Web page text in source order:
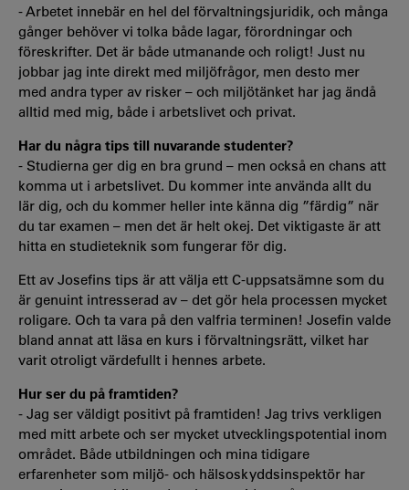
- Arbetet innebär en hel del förvaltningsjuridik, och många
gånger behöver vi tolka både lagar, förordningar och
föreskrifter. Det är både utmanande och roligt! Just nu
jobbar jag inte direkt med miljöfrågor, men desto mer
med andra typer av risker – och miljötänket har jag ändå
alltid med mig, både i arbetslivet och privat.
Har du några tips till nuvarande studenter?
- Studierna ger dig en bra grund – men också en chans att
komma ut i arbetslivet. Du kommer inte använda allt du
lär dig, och du kommer heller inte känna dig ”färdig” när
du tar examen – men det är helt okej. Det viktigaste är att
hitta en studieteknik som fungerar för dig.
Ett av Josefins tips är att välja ett C-uppsatsämne som du
är genuint intresserad av – det gör hela processen mycket
roligare. Och ta vara på den valfria terminen! Josefin valde
bland annat att läsa en kurs i förvaltningsrätt, vilket har
varit otroligt värdefullt i hennes arbete.
Hur ser du på framtiden?
- Jag ser väldigt positivt på framtiden! Jag trivs verkligen
med mitt arbete och ser mycket utvecklingspotential inom
området. Både utbildningen och mina tidigare
erfarenheter som miljö- och hälsoskyddsinspektör har